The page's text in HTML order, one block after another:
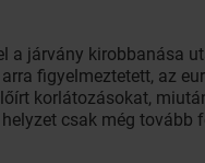
a járvány kirobbanása
figyelmeztetett, az
korlátozásokat,
csak még tovább